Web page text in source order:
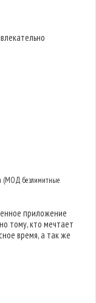
(МОД безлимитные
приложение
тому, кто мечтает
время, а так же